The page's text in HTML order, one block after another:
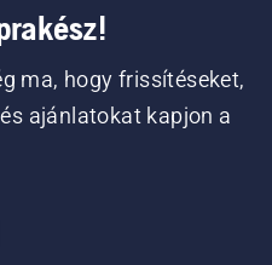
ma, hogy frissítéseket,
ajánlatokat kapjon a